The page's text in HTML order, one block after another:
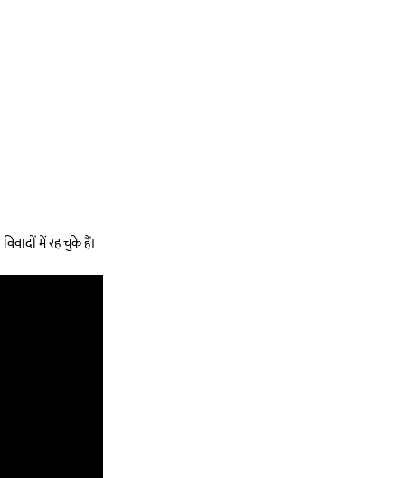
में रह चुके हैं।